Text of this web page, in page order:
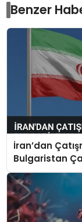
Benzer
İran’dan
Bulgaristan